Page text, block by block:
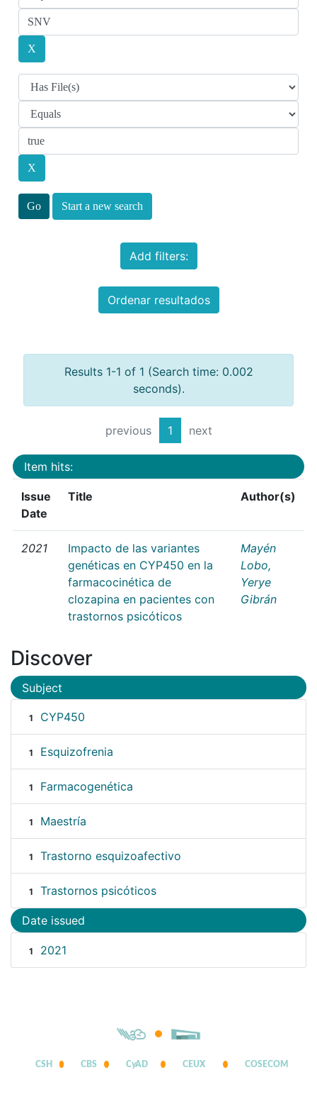
Start a new search
Add filters:
Ordenar resultados
Results 1-1 of 1 (Search time: 0.002
seconds).
previous 1 next
Item hits:
Issue
Date
Title Author(s)
2021
Impacto de las variantes
genéticas en CYP450 en la
farmacocinética de
clozapina en pacientes con
trastornos psicóticos
Mayén
Lobo,
Yerye
Gibrán
Discover
Subject
1 CYP450
1 Esquizofrenia
1 Farmacogenética
1 Maestría
1 Trastorno esquizoafectivo
1 Trastornos psicóticos
Date issued
1 2021
CSH CBS CyAD CEUX COSECOM